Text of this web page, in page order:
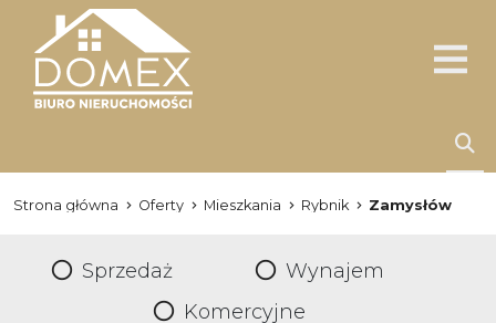
Strona główna Oferty Mieszkania Rybnik Zamysłów
Sprzedaż
Wynajem
Komercyjne